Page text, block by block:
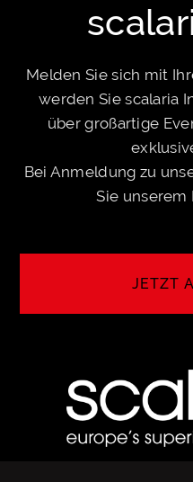
Melden Sie sich mit
werden Sie scalaria
über großartige
Bei Anmeldung zu
Sie unserem
JETZT